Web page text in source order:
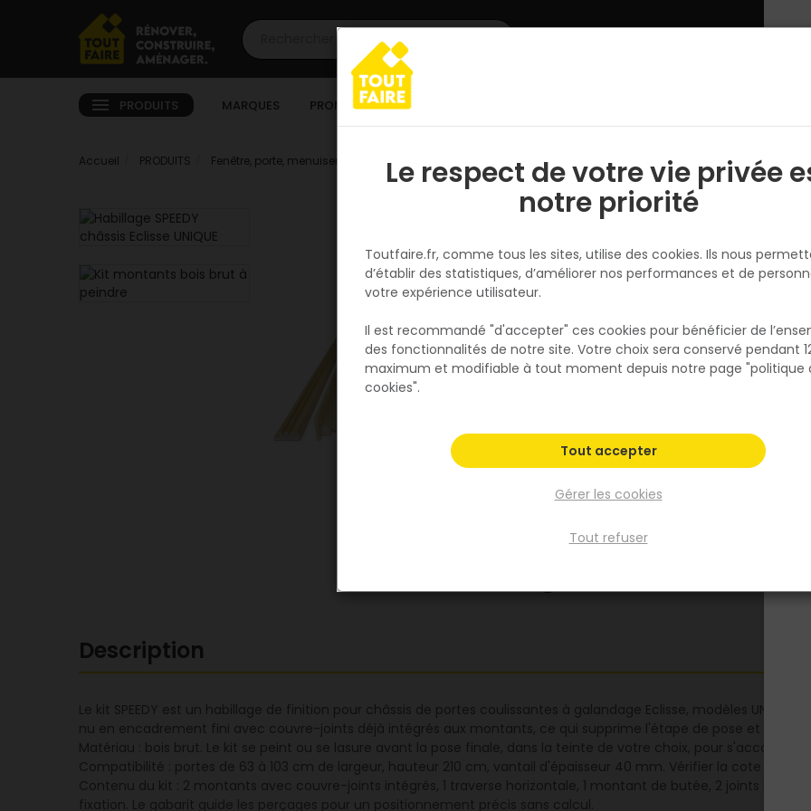
PRODUITS MARQUES PROMOTIONS
Accueil PRODUITS Fenêtre, porte, menuiserie Intérieur Aménagement placard Habillage SPEEDY pour châssis Eclisse
ECLISSE
Habillage SPEEDY pour châssis
Eclisse UNIQUE 95/100 bois brut
Réf. 3663317000018
Kit d'habillage SPEEDY en bois brut pour
coulissant à galandage Eclisse UNIQUE 95/
EXTENSION 95/100. Couvre-joints intégrés,
clés de fixation. Compatible portes 63 à 103
hauteur 210 cm, axe 40 mm. Gain de temps
Description
Le kit SPEEDY est un habillage de finition pour châssis de portes coulissantes à galandage Eclisse, modèles UNIQUE
nu en encadrement fini avec couvre-joints déjà intégrés aux montants, ce qui supprime l'étape de pose et de
Matériau : bois brut. Le kit se peint ou se lasure avant la pose finale, dans la teinte de votre choix, pour s'accorder
Compatibilité : portes de 63 à 103 cm de largeur, hauteur 210 cm, vantail d'épaisseur 40 mm. Vérifier la cote «
Contenu du kit : 2 montants avec couvre-joints intégrés, 1 traverse horizontale, 1 montant de butée, 2 joints brosse,
fixation. Le gabarit guide les perçages pour un positionnement précis sans calcul.
Le respect de votre vie privée
notre priorité
Toutfaire.fr, comme tous les sites, utilise des cookies. Ils nous
d’établir des statistiques, d’améliorer nos performances et de
votre expérience utilisateur.
Il est recommandé "d'accepter" ces cookies pour bénéficier de
des fonctionnalités de notre site. Votre choix sera conservé pendant
maximum et modifiable à tout moment depuis notre page "politique
cookies".
Gérer les cookies
Tout refuser
Tout accepter